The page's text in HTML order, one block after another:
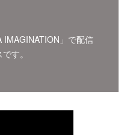
IMAGINATION」で配信
す。